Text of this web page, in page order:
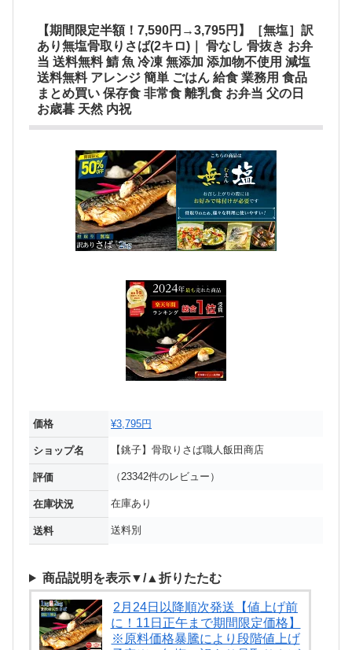
【期間限定半額！7,590円→3,795円】［無塩］訳
あり無塩骨取りさば(2キロ)｜ 骨なし 骨抜き お弁
当 送料無料 鯖 魚 冷凍 無添加 添加物不使用 減塩
送料無料 アレンジ 簡単 ごはん 給食 業務用 食品
まとめ買い 保存食 非常食 離乳食 お弁当 父の日
お歳暮 天然 内祝
価格 ¥3,795円
ショップ名 【銚子】骨取りさば職人飯田商店
評価 （23342件のレビュー）
在庫状況 在庫あり
送料 送料別
商品説明を表示▼/▲折りたたむ
2月24日以降順次発送【値上げ前
に！11日正午まで期間限定価格】
※原料価格暴騰により段階値上げ